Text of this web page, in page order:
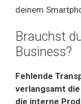
deinem
Brauchst
Business?
Fehlende
verlangsamt
die interne